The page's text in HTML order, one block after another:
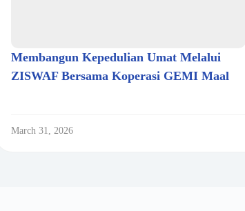
Membangun Kepedulian Umat Melalui
ZISWAF Bersama Koperasi GEMI Maal
March 31, 2026